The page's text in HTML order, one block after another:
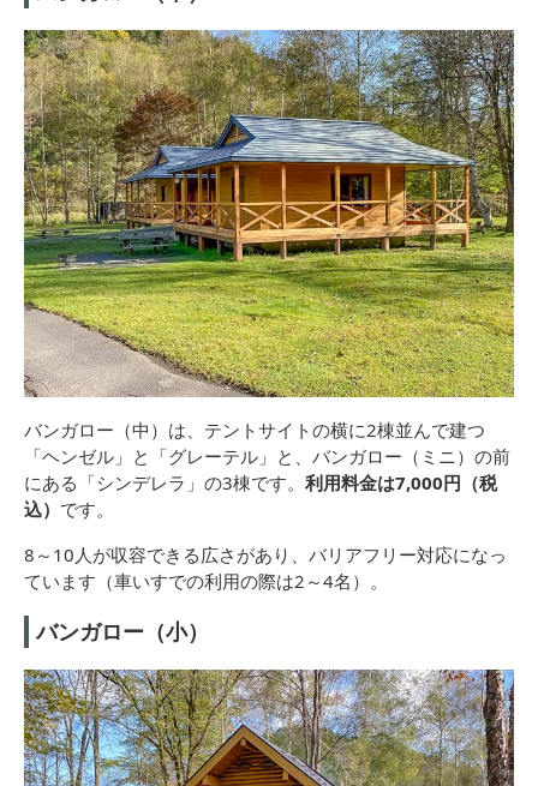
バンガロー（中）は、テントサイトの横に2棟並んで建つ
「ヘンゼル」と「グレーテル」と、バンガロー（ミニ）の前
にある「シンデレラ」の3棟です。 利用料金は7,000円（税
込） です。
8～10人が収容できる広さがあり、バリアフリー対応になっ
ています（車いすでの利用の際は2～4名）。
バンガロー（小）